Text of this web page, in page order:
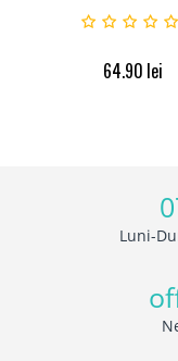
64.90 lei
Luni-